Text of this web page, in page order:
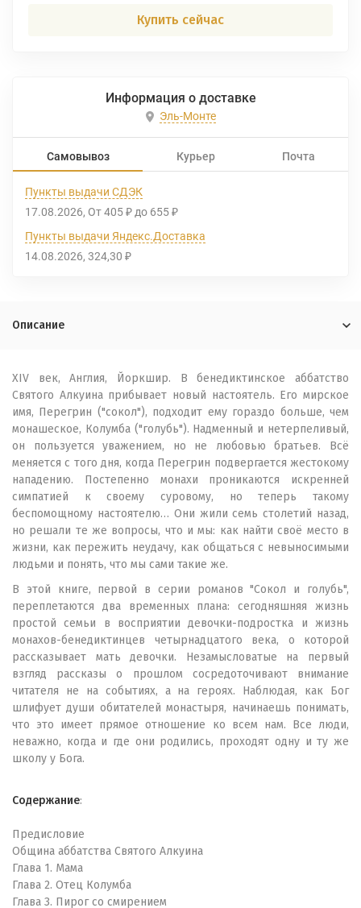
Купить сейчас
Информация о доставке
Эль-Монте
Самовывоз Курьер Почта
Пункты выдачи СДЭК
17.08.2026 От 405 ₽ до 655 ₽
Пункты выдачи Яндекс.Доставка
14.08.2026 324,30 ₽
Описание
XIV век, Англия, Йоркшир. В бенедиктинское аббатство
Святого Алкуина прибывает новый настоятель. Его мирское
имя, Перегрин ("сокол"), подходит ему гораздо больше, чем
монашеское, Колумба ("голубь"). Надменный и нетерпеливый,
он пользуется уважением, но не любовью братьев. Всё
меняется с того дня, когда Перегрин подвергается жестокому
нападению. Постепенно монахи проникаются искренней
симпатией к своему суровому, но теперь такому
беспомощному настоятелю… Они жили семь столетий назад,
но решали те же вопросы, что и мы: как найти своё место в
жизни, как пережить неудачу, как общаться с невыносимыми
людьми и понять, что мы сами такие же.
В этой книге, первой в серии романов "Сокол и голубь",
переплетаются два временных плана: сегодняшняя жизнь
простой семьи в восприятии девочки-подростка и жизнь
монахов-бенедиктинцев четырнадцатого века, о которой
рассказывает мать девочки. Незамысловатые на первый
взгляд рассказы о прошлом сосредоточивают внимание
читателя не на событиях, а на героях. Наблюдая, как Бог
шлифует души обитателей монастыря, начинаешь понимать,
что это имеет прямое отношение ко всем нам. Все люди,
неважно, когда и где они родились, проходят одну и ту же
школу у Бога.
Содержание:
Предисловие
Община аббатства Святого Алкуина
Глава 1. Мама
Глава 2. Отец Колумба
Глава 3. Пирог со смирением